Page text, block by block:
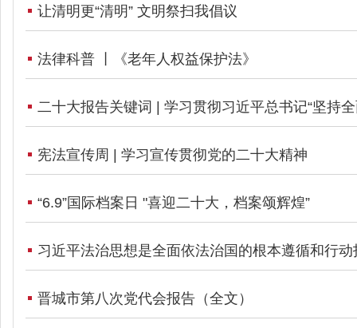
让清明更“清明” 文明祭扫我倡议
法律科普 丨《老年人权益保护法》
二十大报告关键词 | 学习贯彻习近平总书记“坚持
宪法宣传周 | 学习宣传贯彻党的二十大精神
“6.9”国际档案日 "喜迎二十大，档案颂辉煌”
习近平法治思想是全面依法治国的根本遵循和行动
晋城市第八次党代会报告（全文）